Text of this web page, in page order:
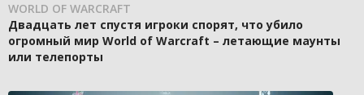
WORLD OF WARCRAFT
Двадцать лет спустя игроки спорят, что убило
огромный мир World of Warcraft – летающие маунты
или телепорты